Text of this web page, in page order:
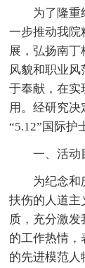
为了隆重
一步推动我院
展，弘扬南
风貌和职业
于奉献，在实
用。经研究
“5.12”国际护
一、活动
为纪念和
扶伤的人道主
质，充分激
的工作热情
的先进模范人